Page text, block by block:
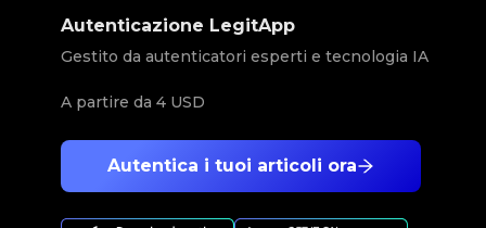
Autentica i tuoi articoli ora
Autenticazione LegitApp
Gestito da autenticatori esperti e tecnologia IA
A partire da 4 USD